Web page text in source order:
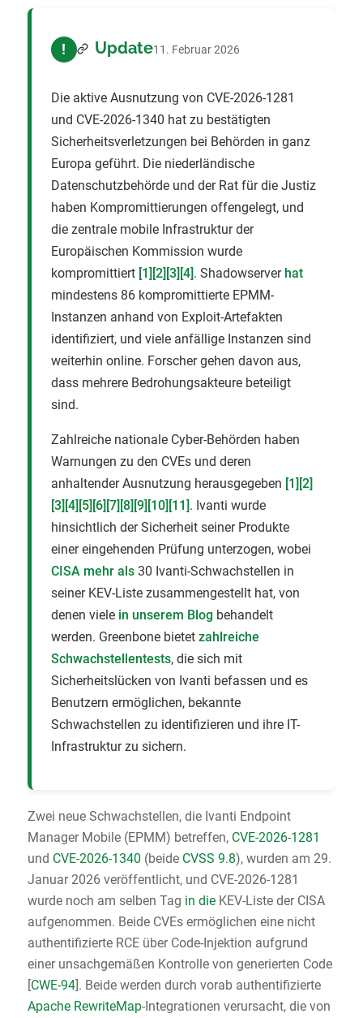
! Update11. Februar 2026
Die aktive Ausnutzung von CVE-2026-1281
und CVE-2026-1340 hat zu bestätigten
Sicherheitsverletzungen bei Behörden in ganz
Europa geführt. Die niederländische
Datenschutzbehörde und der Rat für die Justiz
haben Kompromittierungen offengelegt, und
die zentrale mobile Infrastruktur der
Europäischen Kommission wurde
kompromittiert [1] [2] [3] [4]. Shadowserver hat
mindestens 86 kompromittierte EPMM-
Instanzen anhand von Exploit-Artefakten
identifiziert, und viele anfällige Instanzen sind
weiterhin online. Forscher gehen davon aus,
dass mehrere Bedrohungsakteure beteiligt
sind.
Zahlreiche nationale Cyber-Behörden haben
Warnungen zu den CVEs und deren
anhaltender Ausnutzung herausgegeben [1] [2]
[3] [4] [5] [6] [7] [8] [9] [10] [11]. Ivanti wurde
hinsichtlich der Sicherheit seiner Produkte
einer eingehenden Prüfung unterzogen, wobei
CISA mehr als30 Ivanti-Schwachstellen in
seiner KEV-Liste zusammengestellt hat, von
denen viele in unserem Blog behandelt
werden. Greenbone bietet zahlreiche
Schwachstellentests, die sich mit
Sicherheitslücken von Ivanti befassen und es
Benutzern ermöglichen, bekannte
Schwachstellen zu identifizieren und ihre IT-
Infrastruktur zu sichern.
Zwei neue Schwachstellen, die Ivanti Endpoint
Manager Mobile (EPMM) betreffen, CVE-2026-1281
und CVE-2026-1340 (beide CVSS 9.8), wurden am 29.
Januar 2026 veröffentlicht, und CVE-2026-1281
wurde noch am selben Tag in dieKEV-Liste der CISA
aufgenommen. Beide CVEs ermöglichen eine nicht
authentifizierte RCE über Code-Injektion aufgrund
einer unsachgemäßen Kontrolle von generierten Code
[CWE-94]. Beide werden durch vorab authentifizierte
Apache RewriteMap-Integrationen verursacht, die von